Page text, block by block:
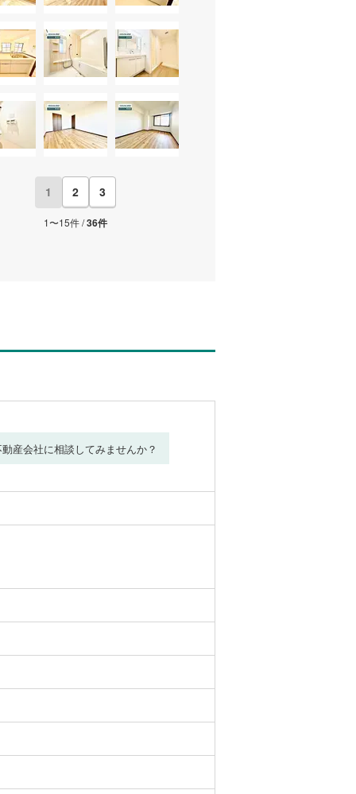
1 2 3
1〜15件 /36件
産会社に相談してみませんか？